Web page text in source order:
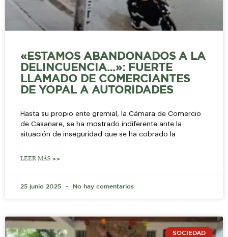
«ESTAMOS ABANDONADOS A LA
DELINCUENCIA…»: FUERTE
LLAMADO DE COMERCIANTES
DE YOPAL A AUTORIDADES
Hasta su propio ente gremial, la Cámara de Comercio
de Casanare, se ha mostrado indiferente ante la
situación de inseguridad que se ha cobrado la
LEER MÁS >>
25 junio 2025 No hay comentarios
SOCIEDAD